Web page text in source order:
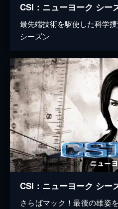
CSI：ニューヨーク シー
最先端技術を駆使した科学
シーズン
CSI：ニューヨーク シー
さらばマック！最後の雄姿